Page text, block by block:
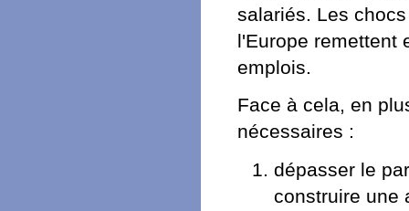
salariés. Les
l'Europe remettent
emplois.
Face à cela, en
nécessaires :
dépasser le
construire une